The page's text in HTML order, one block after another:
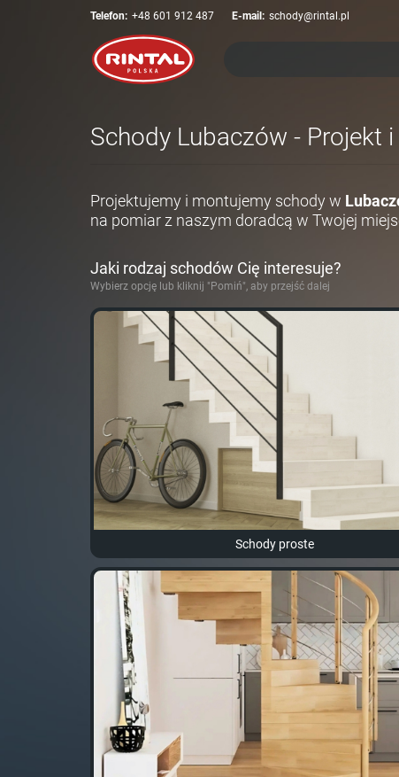
Telefon: +48 601 912 487 E-mail: schody@rintal.pl
Schody Lubaczów - Projekt
Projektujemy i montujemy schody w
na pomiar z naszym doradcą w Twojej
Jaki rodzaj schodów Cię interesuje?
Wybierz opcję lub kliknij "Pomiń", aby przejść dalej
Schody proste